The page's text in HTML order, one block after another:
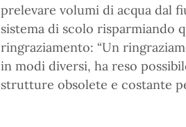
prelevare volumi di acqua dal
sistema di scolo risparmiando
ringraziamento: “Un
in modi diversi, ha reso
strutture obsolete e costante